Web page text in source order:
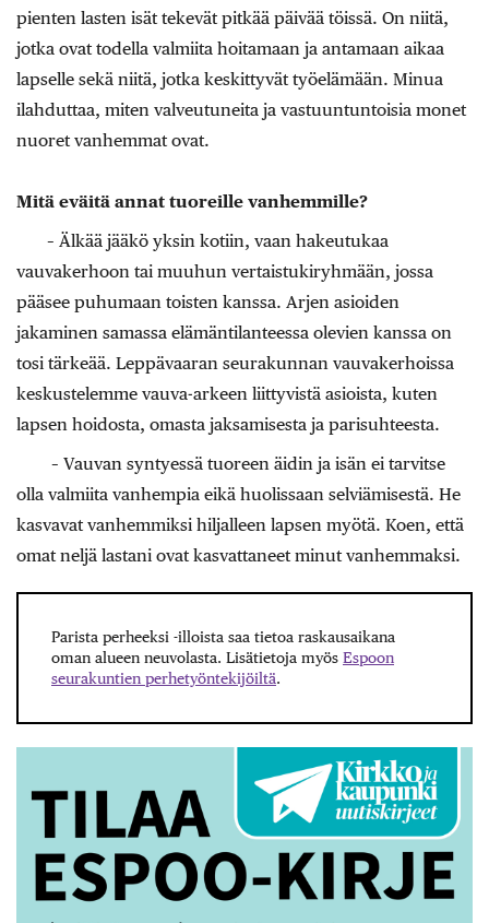
pienten lasten isät tekevät pitkää päivää töissä. On niitä,
jotka ovat todella valmiita hoitamaan ja antamaan aikaa
lapselle sekä niitä, jotka keskittyvät työelämään. Minua
ilahduttaa, miten valveutuneita ja vastuuntuntoisia monet
nuoret vanhemmat ovat.
Mitä eväitä annat tuoreille vanhemmille?
– Älkää jääkö yksin kotiin, vaan hakeutukaa
vauvakerhoon tai muuhun vertaistukiryhmään, jossa
pääsee puhumaan toisten kanssa. Arjen asioiden
jakaminen samassa elämäntilanteessa olevien kanssa on
tosi tärkeää. Leppävaaran seurakunnan vauvakerhoissa
keskustelemme vauva-arkeen liittyvistä asioista, kuten
lapsen hoidosta, omasta jaksamisesta ja parisuhteesta.
– Vauvan syntyessä tuoreen äidin ja isän ei tarvitse
olla valmiita vanhempia eikä huolissaan selviämisestä. He
kasvavat vanhemmiksi hiljalleen lapsen myötä. Koen, että
omat neljä lastani ovat kasvattaneet minut vanhemmaksi.
Parista perheeksi -illoista saa tietoa raskausaikana
oman alueen neuvolasta. Lisätietoja myös Espoon
seurakuntien perhetyöntekijöiltä.